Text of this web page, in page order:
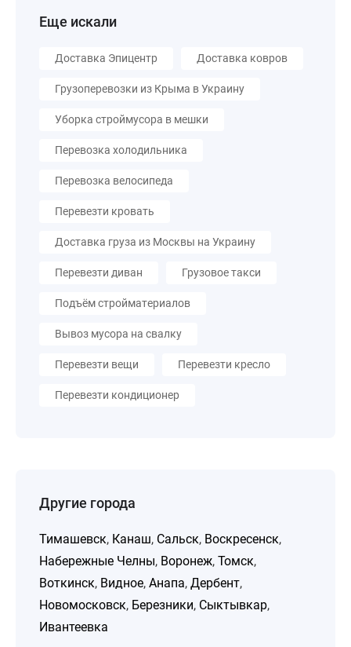
Еще искали
Доставка Эпицентр Доставка ковров
Грузоперевозки из Крыма в Украину
Уборка строймусора в мешки
Перевозка холодильника
Перевозка велосипеда
Перевезти кровать
Доставка груза из Москвы на Украину
Перевезти диван Грузовое такси
Подъём стройматериалов
Вывоз мусора на свалку
Перевезти вещи Перевезти кресло
Перевезти кондиционер
Другие города
Тимашевск, Канаш, Сальск, Воскресенск,
Набережные Челны, Воронеж, Томск,
Воткинск, Видное, Анапа, Дербент,
Новомосковск, Березники, Сыктывкар,
Ивантеевка